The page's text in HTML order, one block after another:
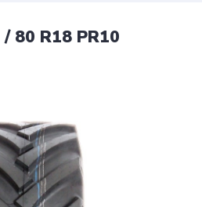
/ 80 R18 PR10